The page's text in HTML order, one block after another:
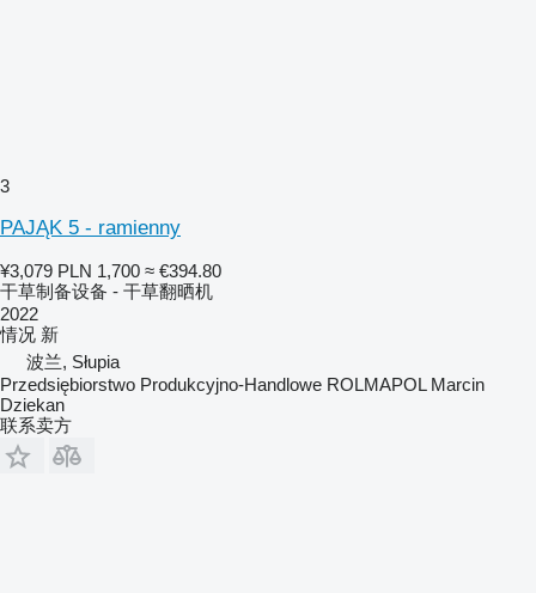
3
PAJĄK 5 - ramienny
¥3,079 PLN 1,700 ≈ €394.80
干草制备设备 - 干草翻晒机
2022
情况 新
波兰, Słupia
Przedsiębiorstwo Produkcyjno-Handlowe ROLMAPOL Marcin
Dziekan
联系卖方